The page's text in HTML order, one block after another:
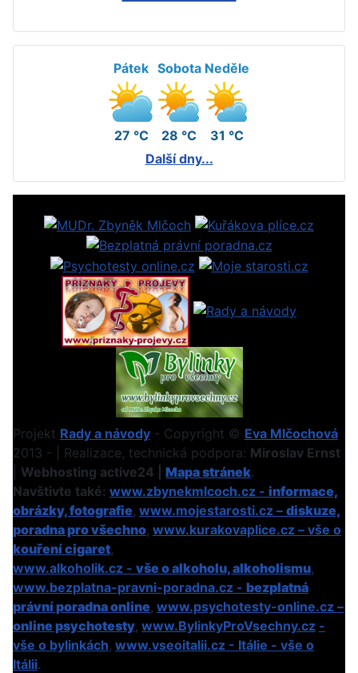
Pátek
27 °C
Sobota
28 °C
Neděle
31 °C
Další dny...
Projekt Rady a návody - Copyright © Eva Mlčochová
2013 - | Realizace, technická podpora: Miroslav Ernst
Webhosting active24 | Mapa stránek.
Navštivte také: www.zbynekmlcoch.cz - informace,
obrázky, fotografie, www.mojestarosti.cz – diskuze,
poradna pro všechno, www.kurakovaplice.cz – vše o
kouření cigaret,
www.alkoholik.cz - vše o alkoholu, alkoholismu,
www.bezplatna-pravni-poradna.cz - bezplatná
právní poradna online, www.psychotesty-online.cz –
online psychotesty, www.BylinkyProVsechny.cz -
vše o bylinkách, www.vseoitalii.cz - Itálie - vše o
Itálii.